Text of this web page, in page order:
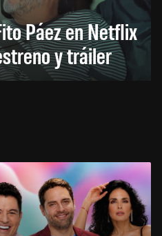
Páez en Netflix
y tráiler